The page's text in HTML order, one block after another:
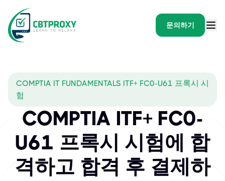
문의하기
COMPTIA IT FUNDAMENTALS ITF+ FC0-U61 프록시 시
험
COMPTIA ITF+ FC0-
U61 프록시 시험에 합
격하고 합격 후 결제하